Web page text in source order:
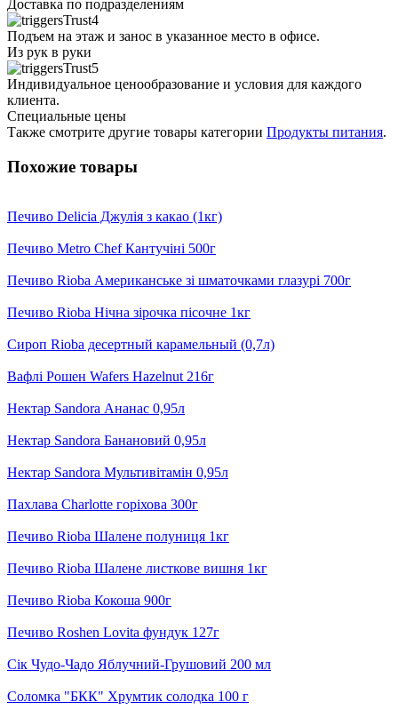
Доставка по подразделениям
Подъем на этаж и занос в указанное место в офисе.
Из рук в руки
Индивидуальное ценообразование и условия для каждого
клиента.
Специальные цены
Также смотрите другие товары категории Продукты питания.
Похожие товары
Печиво Delicia Джулія з какао (1кг)
Печиво Metro Chef Кантучіні 500г
Печиво Rioba Американське зі шматочками глазурі 700г
Печиво Rioba Нічна зірочка пісочне 1кг
Сироп Rioba десертный карамельный (0,7л)
Вафлі Рошен Wafers Hazelnut 216г
Нектар Sandora Ананас 0,95л
Нектар Sandora Банановий 0,95л
Нектар Sandora Мультивітамін 0,95л
Пахлава Charlotte горіхова 300г
Печиво Rioba Шалене полуниця 1кг
Печиво Rioba Шалене листкове вишня 1кг
Печиво Rioba Кокоша 900г
Печиво Roshen Lovita фундук 127г
Сік Чудо-Чадо Яблучний-Грушовий 200 мл
Соломка "БКК" Хрумтик солодка 100 г